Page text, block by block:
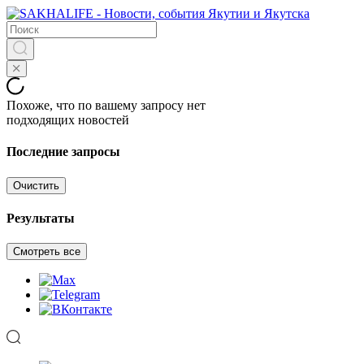
Похоже, что по вашему запросу нет
подходящих новостей
Последние запросы
Очистить
Результаты
Смотреть все